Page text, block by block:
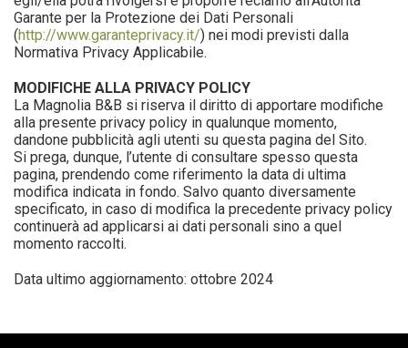
Garante per la Protezione dei Dati Personali
(http://www.garanteprivacy.it/) nei modi previsti dalla
Normativa Privacy Applicabile.
MODIFICHE ALLA PRIVACY POLICY
La Magnolia B&B si riserva il diritto di apportare modifiche
alla presente privacy policy in qualunque momento,
dandone pubblicità agli utenti su questa pagina del Sito.
Si prega, dunque, l’utente di consultare spesso questa
pagina, prendendo come riferimento la data di ultima
modifica indicata in fondo. Salvo quanto diversamente
specificato, in caso di modifica la precedente privacy policy
continuerà ad applicarsi ai dati personali sino a quel
momento raccolti.
Data ultimo aggiornamento: ottobre 2024